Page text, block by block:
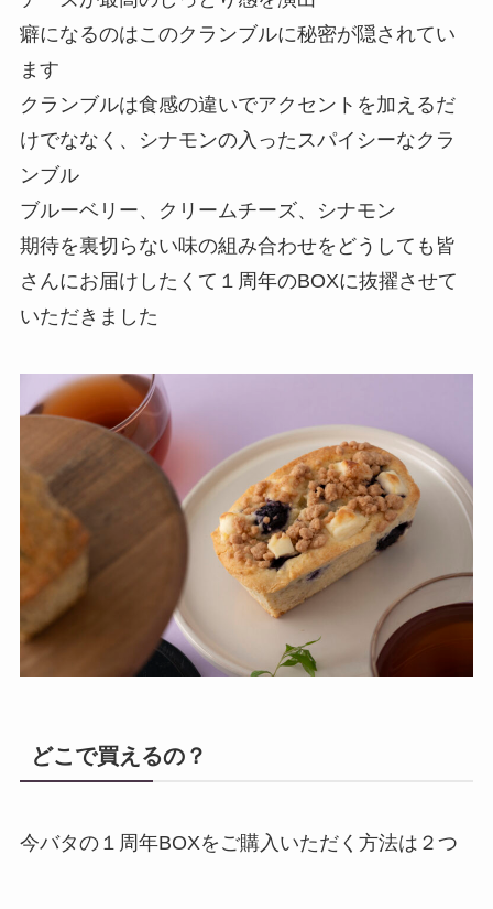
癖になるのはこのクランブルに秘密が隠されてい
ます
クランブルは食感の違いでアクセントを加えるだ
けでななく、シナモンの入ったスパイシーなクラ
ンブル
ブルーベリー、クリームチーズ、シナモン
期待を裏切らない味の組み合わせをどうしても皆
さんにお届けしたくて１周年のBOXに抜擢させて
いただきました
どこで買えるの？
今バタの１周年BOXをご購入いただく方法は２つ